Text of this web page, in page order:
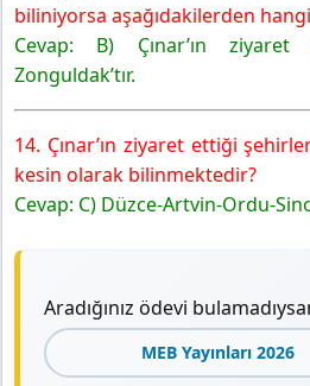
biliniyorsa aşağıdakilerden
Cevap: B) Çınar’ın
Zonguldak’tır.
14. Çınar’ın ziyaret ettiği
kesin olarak bilinmektedir?
Cevap: C) Düzce-Artvin-Ordu-
Aradığınız ödevi
MEB Yayınları 2026